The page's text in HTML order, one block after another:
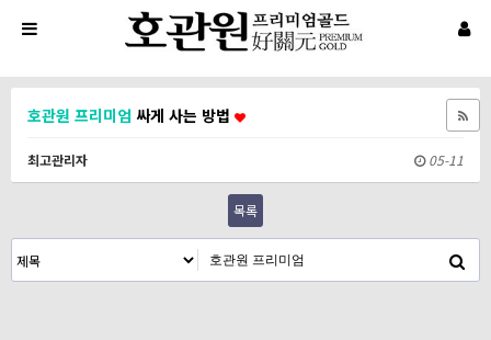
호관원 프리미엄 싸게 사는 방법
최고관리자 05-11
목록